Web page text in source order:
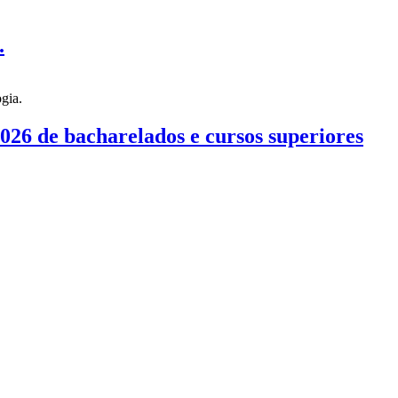
de bacharelados e cursos superiores